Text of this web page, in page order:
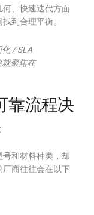
何、快速迭代方面
找到合理平衡。
/ SLA
聚焦在
靠流程决
和材料种类，却
厂商往往会在以下